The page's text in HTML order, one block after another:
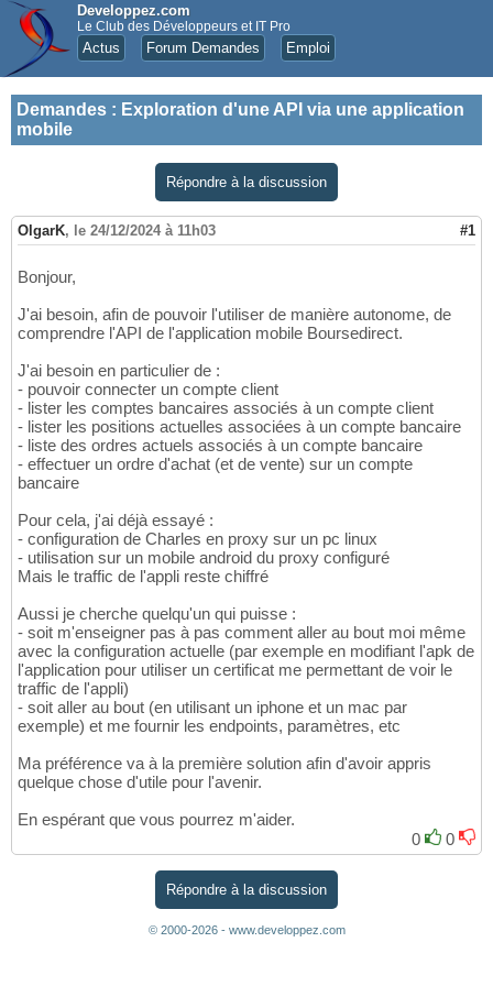
Developpez.com
Le Club des Développeurs et IT Pro
Actus Forum Demandes Emploi
Demandes : Exploration d'une API via une application
mobile
Répondre à la discussion
OlgarK, le 24/12/2024 à 11h03 #1
Bonjour,
J'ai besoin, afin de pouvoir l'utiliser de manière autonome, de
comprendre l'API de l'application mobile Boursedirect.
J'ai besoin en particulier de :
- pouvoir connecter un compte client
- lister les comptes bancaires associés à un compte client
- lister les positions actuelles associées à un compte bancaire
- liste des ordres actuels associés à un compte bancaire
- effectuer un ordre d'achat (et de vente) sur un compte
bancaire
Pour cela, j'ai déjà essayé :
- configuration de Charles en proxy sur un pc linux
- utilisation sur un mobile android du proxy configuré
Mais le traffic de l'appli reste chiffré
Aussi je cherche quelqu'un qui puisse :
- soit m'enseigner pas à pas comment aller au bout moi même
avec la configuration actuelle (par exemple en modifiant l'apk de
l'application pour utiliser un certificat me permettant de voir le
traffic de l'appli)
- soit aller au bout (en utilisant un iphone et un mac par
exemple) et me fournir les endpoints, paramètres, etc
Ma préférence va à la première solution afin d'avoir appris
quelque chose d'utile pour l'avenir.
En espérant que vous pourrez m'aider.
0
0
Répondre à la discussion
© 2000-2026 - www.developpez.com